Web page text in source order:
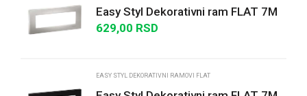
Easy Styl Dekorativni ram FLAT 7M
srebrni
629,00 RSD
EASY STYL DEKORATIVNI RAMOVI FLAT